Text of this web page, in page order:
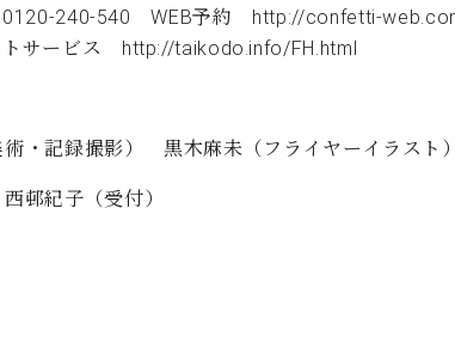
0120-240-540 WEB予約 http://confetti-
トサービス http://taikodo.info/FH.html
・記録撮影） 黒木麻未（フライヤーイラスト）
邨紀子（受付）